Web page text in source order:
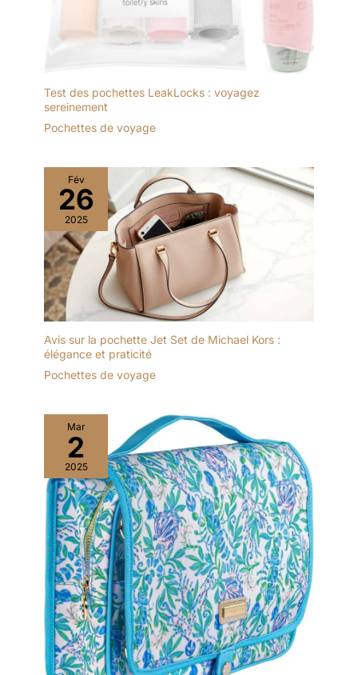
les situations,
stockez les articles
elle lors de son
de ranger vos bijoux
lorsque vous
voyagez.
Test des pochettes LeakLocks : voyagez
sereinement
Pochettes de voyage
Fév
26
2025
Avis sur la pochette Jet Set de Michael Kors :
élégance et praticité
Pochettes de voyage
Mar
2
2025